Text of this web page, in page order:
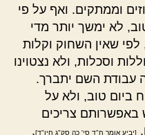
וממתקים. ואף על פי
לא ימשך יותר מדי
שאין השחוק וקלות
וסכלות, ולא נצטוינו
עבודת השם יתברך.
ביום טוב, ולא על
צריכים
[יביע אומר ח"ד סי' כה סק"ג חיו"ד].